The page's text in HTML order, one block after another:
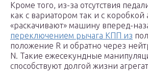
Кроме того, из-за отсутствия
как с вариатором так и с коробкой
«раскачивают» машину вперед-
переключением рычага КПП из
положение R и обратно через
N. Такие ежесекундные
способствуют долгой жизни